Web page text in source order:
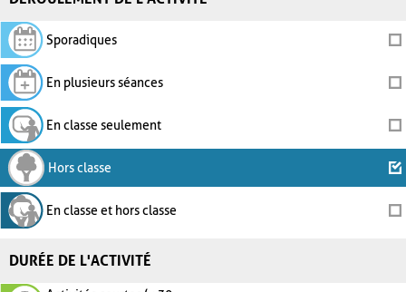
Sporadiques
En plusieurs séances
En classe seulement
Hors classe
En classe et hors classe
DURÉE DE L'ACTIVITÉ